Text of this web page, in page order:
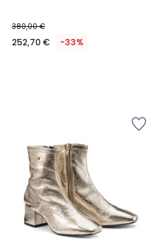
380,00 €
252,70 € -33%